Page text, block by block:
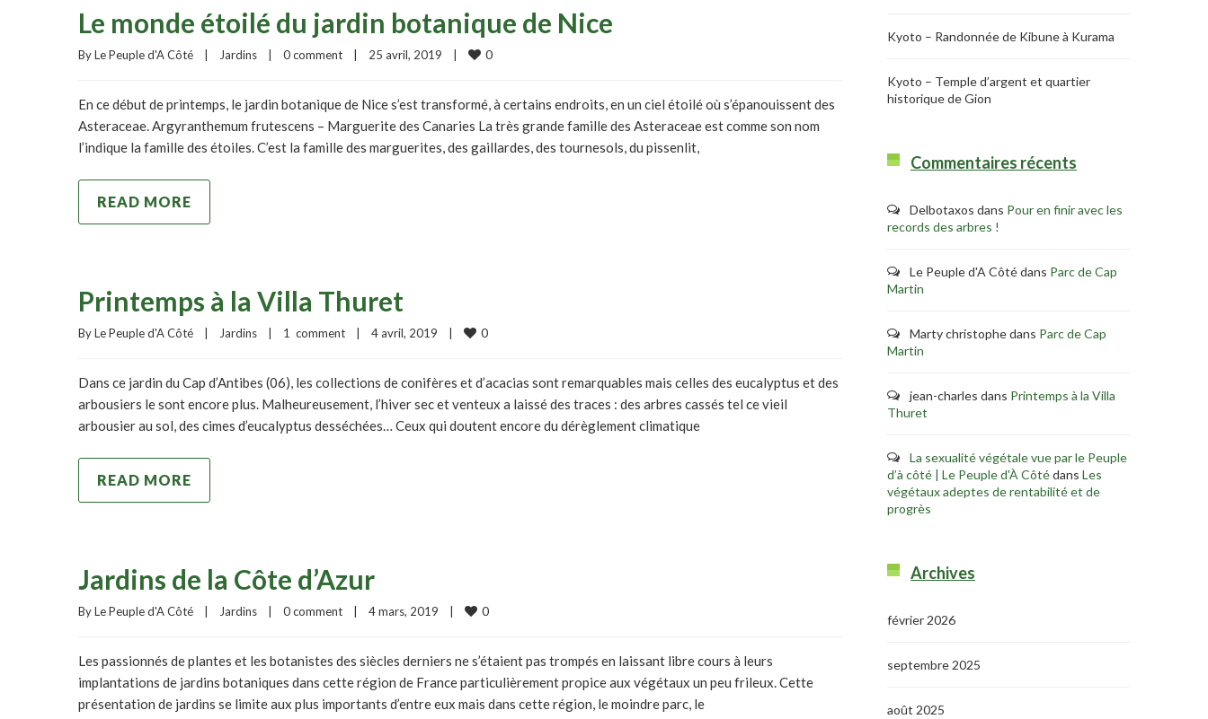
Le monde étoilé du jardin botanique de Nice
By Le Peuple d'A Côté Jardins 0 comment 25 avril, 2019 0
En ce début de printemps, le jardin botanique de Nice s’est transformé, à certains endroits, en un ciel étoilé où s’épanouissent des
Asteraceae. Argyranthemum frutescens – Marguerite des Canaries La très grande famille des Asteraceae est comme son nom
l’indique la famille des étoiles. C’est la famille des marguerites, des gaillardes, des tournesols, du pissenlit,
READ MORE
Printemps à la Villa Thuret
By Le Peuple d'A Côté Jardins 1  comment 4 avril, 2019 0
Dans ce jardin du Cap d’Antibes (06), les collections de conifères et d’acacias sont remarquables mais celles des eucalyptus et des
arbousiers le sont encore plus. Malheureusement, l’hiver sec et venteux a laissé des traces : des arbres cassés tel ce vieil
arbousier au sol, des cimes d’eucalyptus desséchées… Ceux qui doutent encore du dérèglement climatique
READ MORE
Jardins de la Côte d’Azur
By Le Peuple d'A Côté Jardins 0 comment 4 mars, 2019 0
Les passionnés de plantes et les botanistes des siècles derniers ne s’étaient pas trompés en laissant libre cours à leurs
implantations de jardins botaniques dans cette région de France particulièrement propice aux végétaux un peu frileux. Cette
présentation de jardins se limite aux plus importants d’entre eux mais dans cette région, le moindre parc, le
Kyoto – Randonnée de Kibune à Kurama
Kyoto – Temple d’argent et quartier
historique de Gion
Commentaires récents
Delbotaxos dans Pour en finir avec les
records des arbres !
Le Peuple d'A Côtédans Parc de Cap
Martin
Marty christophedans Parc de Cap
Martin
jean-charles dans Printemps à la Villa
Thuret
La sexualité végétale vue par le Peuple
d’à côté | Le Peuple d'À Côtédans Les
végétaux adeptes de rentabilité et de
progrès
Archives
février 2026
septembre 2025
août 2025